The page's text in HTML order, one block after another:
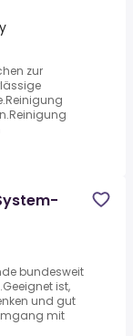
zur
bundesweit
ist,
und gut
mit